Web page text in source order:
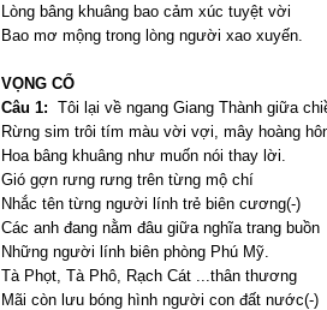
Lòng bâng khuâng bao cảm xúc tuyệt vời
Bao mơ mộng trong lòng người xao xuyến.
VỌNG CỔ
Câu 1: Tôi lại về ngang Giang Thành giữa
Rừng sim trôi tím màu vời vợi, mây hoàng
Hoa bâng khuâng như muốn nói thay lời.
Gió gợn rưng rưng trên từng mộ chí
Nhắc tên từng người lính trẻ biên cương(-)
Các anh đang nằm đâu giữa nghĩa trang buồn
Những người lính biên phòng Phú Mỹ.
Tà Phọt, Tà Phô, Rạch Cát ...thân thương
Mãi còn lưu bóng hình người con đất nước(-)